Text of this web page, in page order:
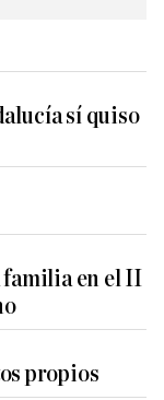
sí quiso
familia en el II
propios